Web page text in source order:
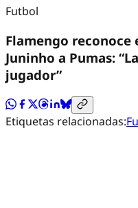
Futbol
Flamengo reconoce
Juninho a Pumas:
jugador”
Etiquetas relacionadas: